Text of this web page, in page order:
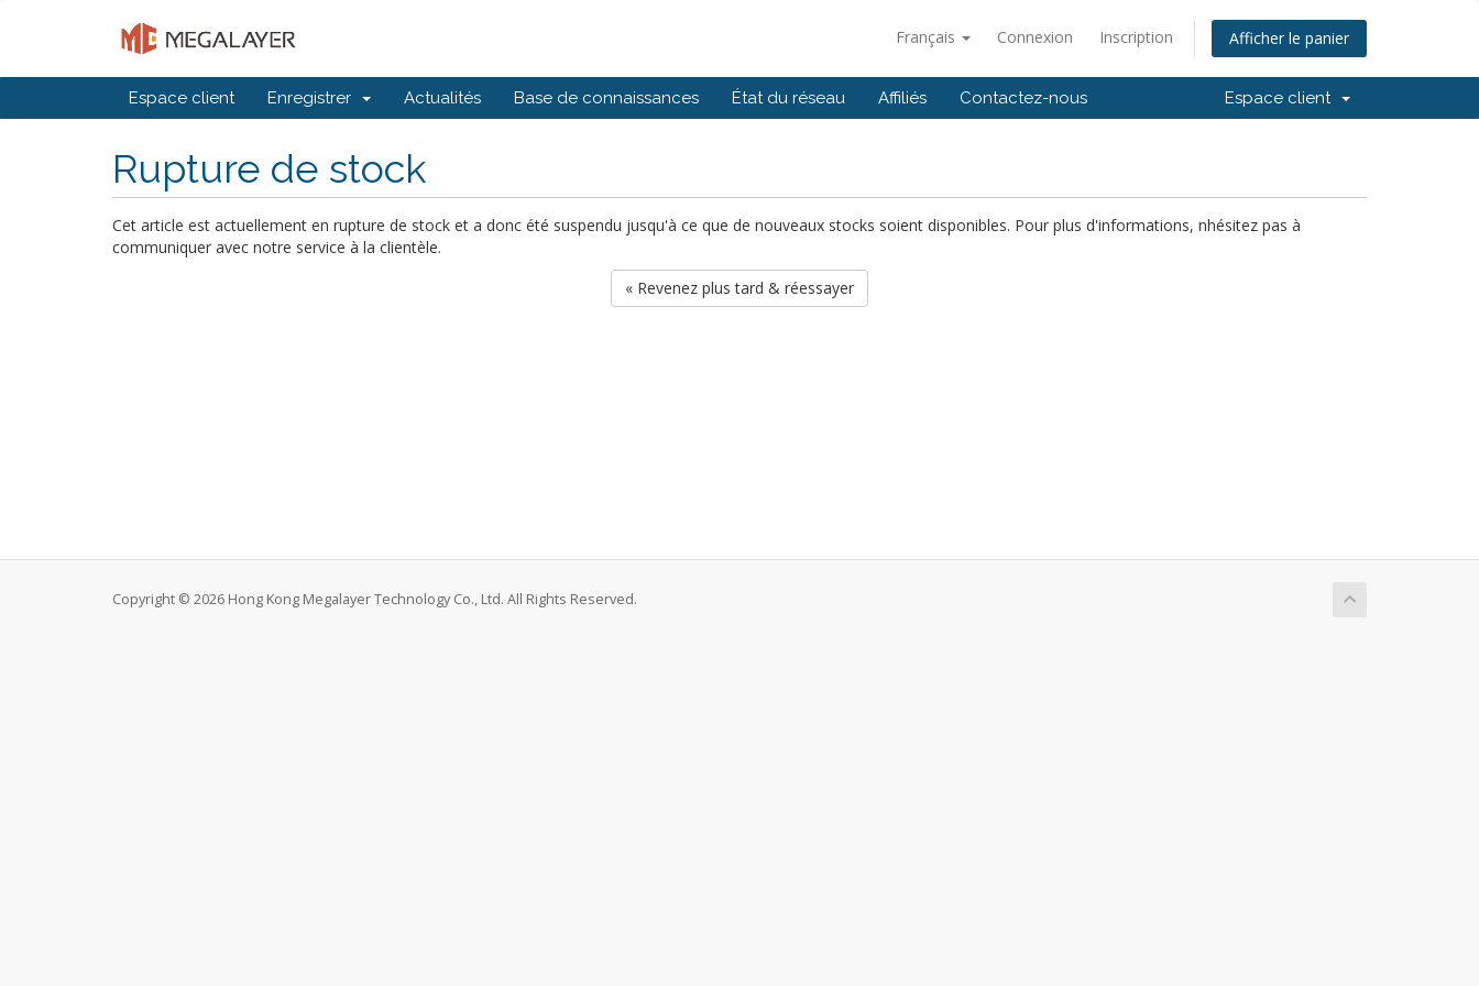
Français Connexion Inscription Afficher le panier
Espace client Enregistrer Actualités Base de connaissances État du réseau Affiliés Contactez-nous Espace client
Rupture de stock
Cet article est actuellement en rupture de stock et a donc été suspendu jusqu'à ce que de nouveaux stocks soient disponibles. Pour plus d'informations, nhésitez pas à
communiquer avec notre service à la clientèle.
« Revenez plus tard & réessayer
Copyright © 2026 Hong Kong Megalayer Technology Co., Ltd. All Rights Reserved.